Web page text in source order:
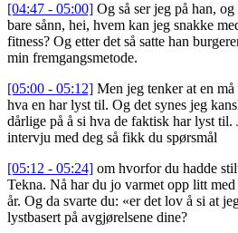
[04:47 - 05:00] Og så ser jeg på han,
bare sånn, hei, hvem kan jeg snakke
fitness? Og etter det så satte han
min fremgangsmetode.
[05:00 - 05:12] Men jeg tenker at en
hva en har lyst til. Og det synes jeg
dårlige på å si hva de faktisk har lyst til.
intervju med deg så fikk du spørsmål
[05:12 - 05:24] om hvorfor du hadde
Tekna. Nå har du jo varmet opp litt
år. Og da svarte du: «er det lov å si at
lystbasert på avgjørelsene dine?